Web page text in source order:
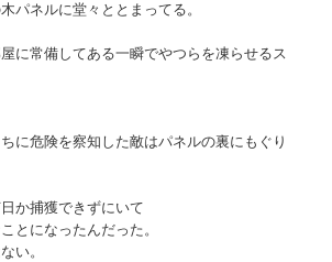
パネルに堂々ととまってる。
に常備してある一瞬でやつらを凍らせるス
に危険を察知した敵はパネルの裏にもぐり
か捕獲できずにいて
とになったんだった。
い。